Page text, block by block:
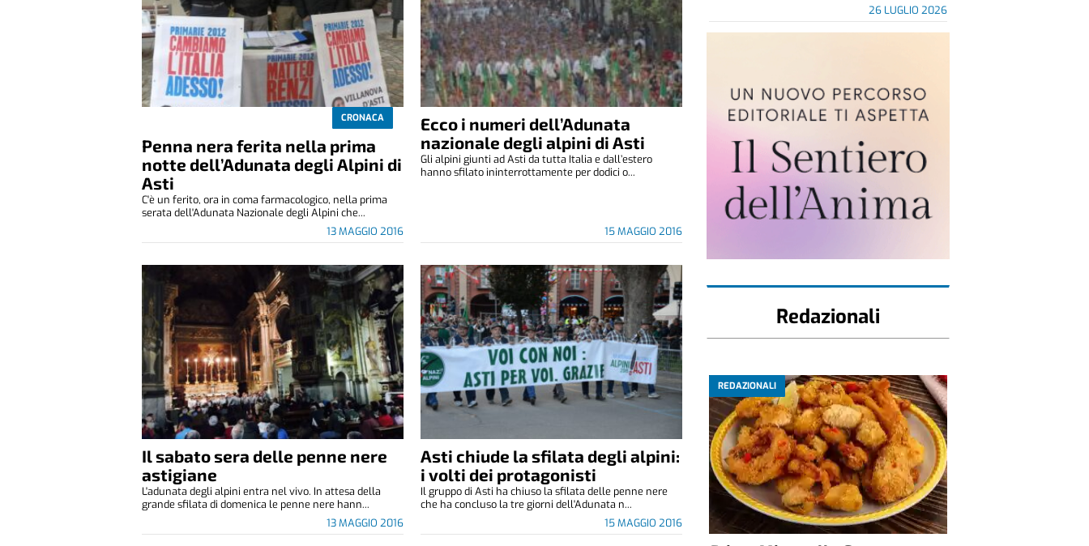
CRONACA
Penna nera ferita nella prima
notte dell’Adunata degli Alpini di
Asti
13 MAGGIO 2016
C'è un ferito, ora in coma farmacologico, nella prima
serata dell'Adunata Nazionale degli Alpini che...
Ecco i numeri dell’Adunata
nazionale degli alpini di Asti
15 MAGGIO 2016
Gli alpini giunti ad Asti da tutta Italia e dall’estero
hanno sfilato ininterrottamente per dodici o...
Il sabato sera delle penne nere
astigiane
13 MAGGIO 2016
L'adunata degli alpini entra nel vivo. In attesa della
grande sfilata di domenica le penne nere hann...
Asti chiude la sfilata degli alpini:
i volti dei protagonisti
15 MAGGIO 2016
Il gruppo di Asti ha chiuso la sfilata delle penne nere
che ha concluso la tre giorni dell'Adunata n...
26 LUGLIO 2026
Redazionali
REDAZIONALI